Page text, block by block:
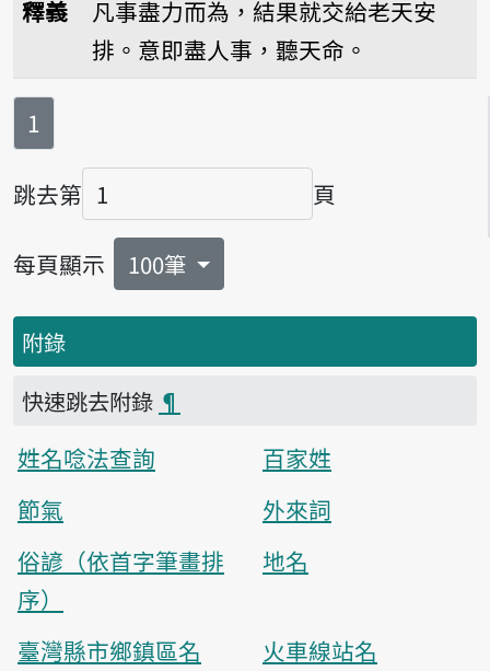
釋義
凡事盡力而為，結果就交給老天安
排。意即盡人事，聽天命。
第
1
跳去第
頁碼
頁
每頁顯示 100筆
附錄
快速跳去附錄 ¶
姓名唸法查詢
百家姓
節氣
外來詞
俗諺（依首字筆畫排
序）
地名
臺灣縣市鄉鎮區名 火車線站名